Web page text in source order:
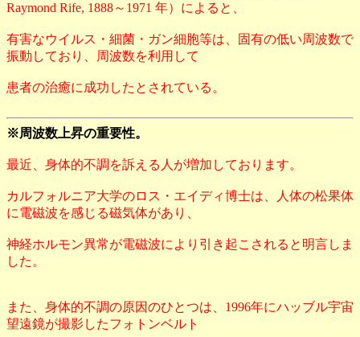
Raymond Rife, 1888～1971 年）によると、
有害なウイルス・細菌・ガン細胞等は、固有の低い周波数で
振動しており、周波数を利用して
患者の治癒に成功したとされている。
※周波数上昇の重要性。
最近、身体的不調を訴える人が増加しております。
カルフォルニア大学のロス・エイディ博士は、人体の松果体
に電磁波を感じる磁気体があり、
神経ホルモン異常が電磁波により引き起こされると明言しま
した。
また、身体的不調の原因のひとつは、1996年にハッブル宇宙
望遠鏡が撮影したフォトンベルト